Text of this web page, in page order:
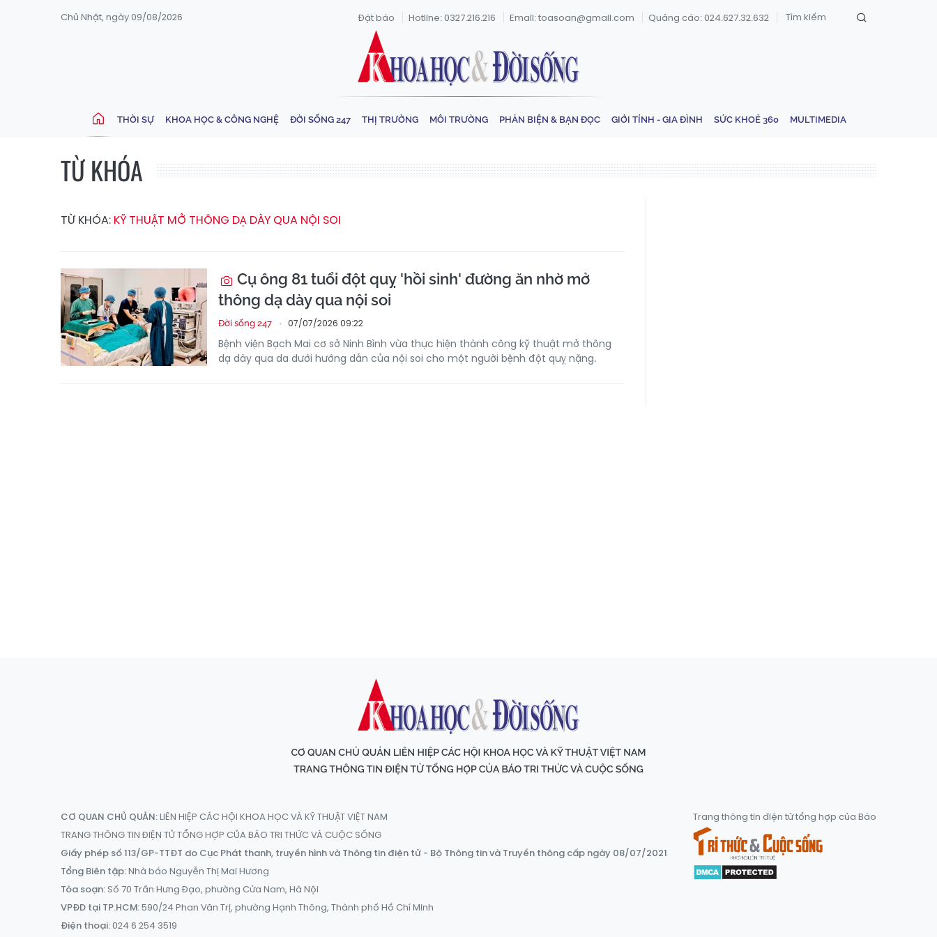
Chủ Nhật, ngày 09/08/2026 Đặt báo Hotline: 0327.216.216 Email: toasoan@gmail.com Quảng cáo: 024.627.32.632
THỜI SỰ KHOA HỌC & CÔNG NGHỆ ĐỜI SỐNG 247 THỊ TRƯỜNG MÔI TRƯỜNG PHẢN BIỆN & BẠN ĐỌC GIỚI TÍNH - GIA ĐÌNH SỨC KHOẺ 360 MULTIMEDIA
TỪ KHÓA
TỪ KHÓA: KỸ THUẬT MỞ THÔNG DẠ DÀY QUA NỘI SOI
Cụ ông 81 tuổi đột quỵ 'hồi sinh' đường ăn nhờ mở
thông dạ dày qua nội soi
Đời sống 247 07/07/2026 09:22
Bệnh viện Bạch Mai cơ sở Ninh Bình vừa thực hiện thành công kỹ thuật mở thông
dạ dày qua da dưới hướng dẫn của nội soi cho một người bệnh đột quỵ nặng.
CƠ QUAN CHỦ QUẢN:LIÊN HIỆP CÁC HỘI KHOA HỌC VÀ KỸ THUẬT VIỆT NAM
TRANG THÔNG TIN ĐIỆN TỬ TỔNG HỢP CỦA BÁO TRI THỨC VÀ CUỘC SỐNG
Giấy phép số 113/GP-TTĐT do Cục Phát thanh, truyền hình và Thông tin điện tử - Bộ Thông tin và Truyền thông cấp ngày 08/07/2021
Tổng Biên tập:Nhà báo Nguyễn Thị Mai Hương
Tòa soạn:Số 70 Trần Hưng Đạo, phường Cửa Nam, Hà Nội
VPĐD tại TP.HCM:590/24 Phan Văn Trị, phường Hạnh Thông, Thành phố Hồ Chí Minh
Điện thoại:024 6 254 3519
Trang thông tin điện tử tổng hợp của Báo